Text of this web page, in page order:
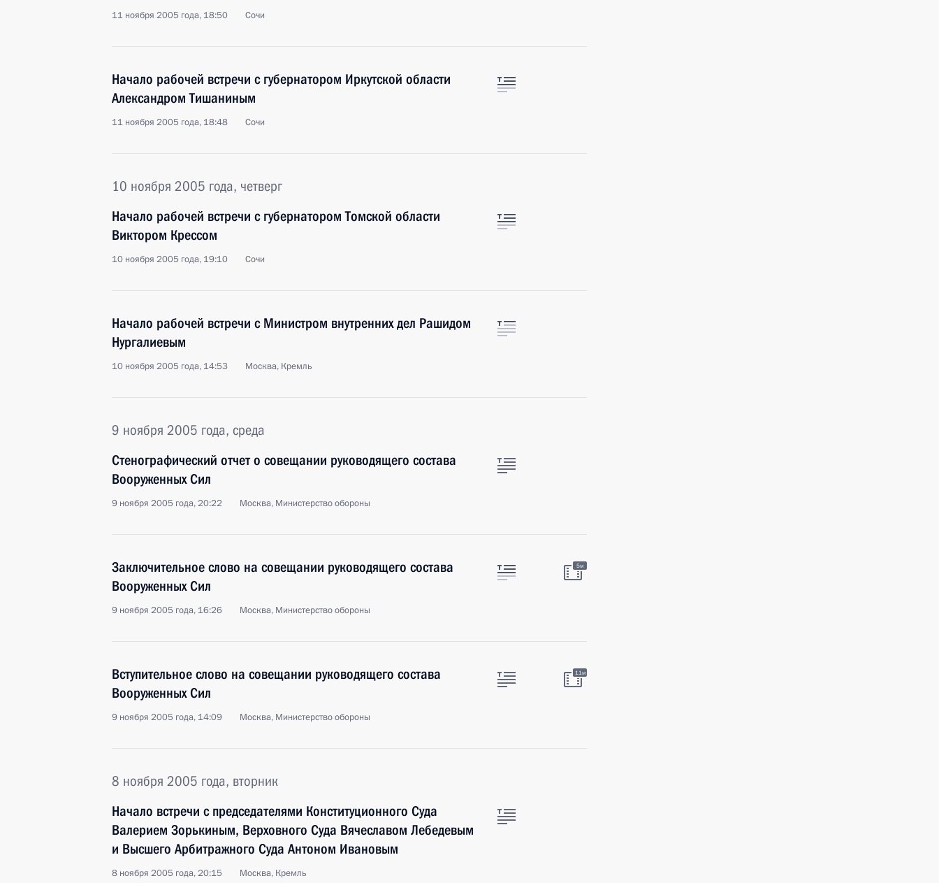
11 ноября 2005 года, 18:50 Сочи
Начало рабочей встречи с губернатором Иркутской области
Александром Тишаниным
11 ноября 2005 года, 18:48 Сочи
10 ноября 2005 года, четверг
Начало рабочей встречи с губернатором Томской области
Виктором Крессом
10 ноября 2005 года, 19:10 Сочи
Начало рабочей встречи с Министром внутренних дел Рашидом
Нургалиевым
10 ноября 2005 года, 14:53 Москва, Кремль
9 ноября 2005 года, среда
Стенографический отчет о совещании руководящего состава
Вооруженных Сил
9 ноября 2005 года, 20:22 Москва, Министерство обороны
Заключительное слово на совещании руководящего состава
Вооруженных Сил
9 ноября 2005 года, 16:26 Москва, Министерство обороны
5м
Вступительное слово на совещании руководящего состава
Вооруженных Сил
9 ноября 2005 года, 14:09 Москва, Министерство обороны
11м
8 ноября 2005 года, вторник
Начало встречи с председателями Конституционного Суда
Валерием Зорькиным, Верховного Суда Вячеславом Лебедевым
и Высшего Арбитражного Суда Антоном Ивановым
8 ноября 2005 года, 20:15 Москва, Кремль